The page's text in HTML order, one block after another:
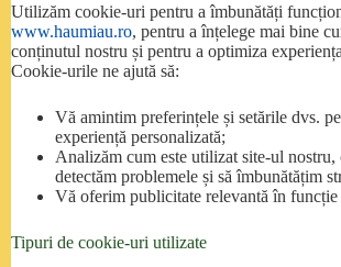
Utilizăm cookie-uri pentru a îmbunătăți
www.haumiau.ro, pentru a înțelege mai bine
conținutul nostru și pentru a optimiza
Cookie-urile ne ajută să:
Vă amintim preferințele și setările dvs.
experiență personalizată;
Analizăm cum este utilizat site-ul nostru,
detectăm problemele și să îmbunătățim
Vă oferim publicitate relevantă în funcție
Tipuri de cookie-uri utilizate